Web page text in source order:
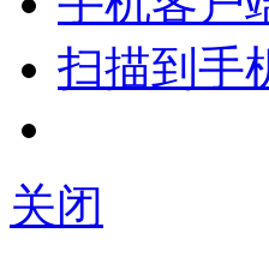
扫描到手
关闭